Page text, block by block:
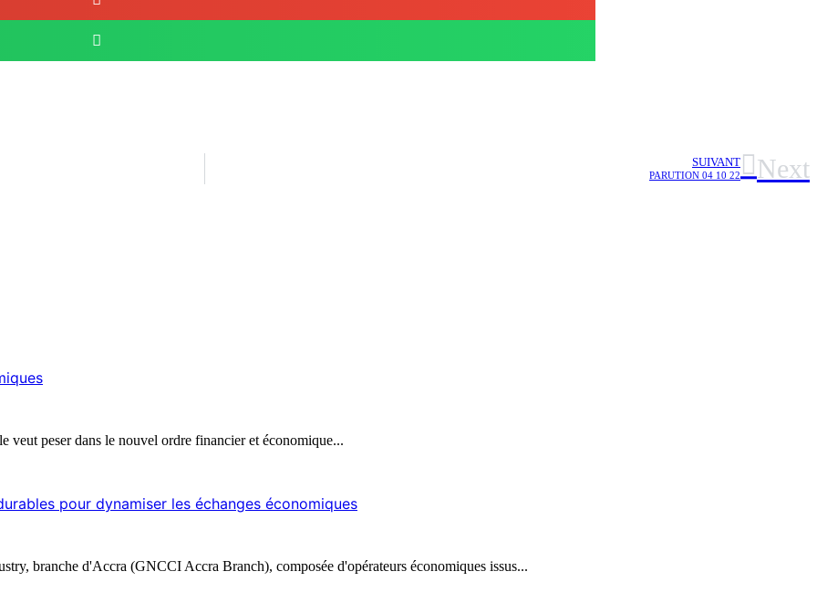
SUIVANT
PARUTION 04 10 22 Next
veut peser dans le nouvel ordre financier et économique...
pour dynamiser les échanges économiques
branche d'Accra (GNCCI Accra Branch), composée d'opérateurs économiques issus...